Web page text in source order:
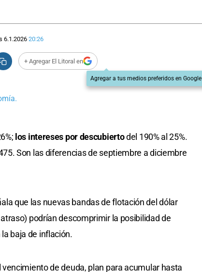
6.1.2026 20:26
+ Agregar El Litoral en
Agregar a tus medios preferidos en Google
los intereses por descubiertodel 190% al 25%.
Son las diferencias de septiembre a diciembre
que las nuevas bandas de flotación del dólar
podrían descomprimir la posibilidad de
baja de inflación.
vencimiento de deuda, plan para acumular hasta